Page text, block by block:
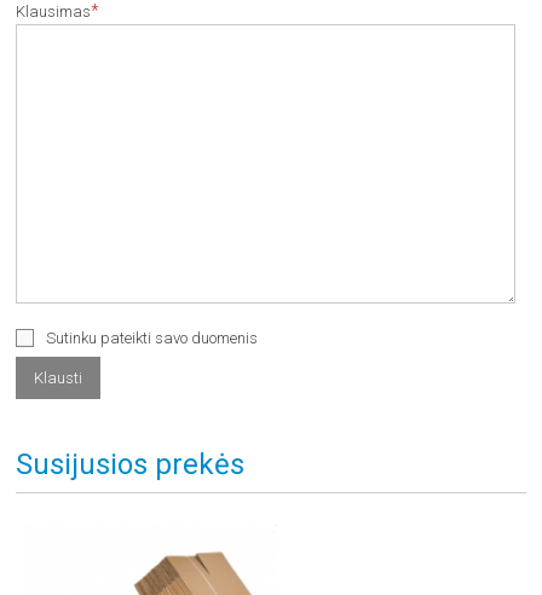
Klausimas*
Sutinku pateikti savo duomenis
Susijusios prekės